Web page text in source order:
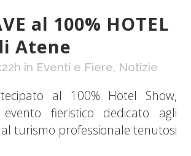
al 100% HOTEL
Atene
in Eventi e Fiere, Notizie
al 100% Hotel Show,
evento fieristico dedicato agli
turismo professionale tenutosi